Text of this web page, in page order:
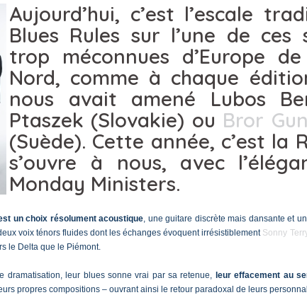
Aujourd’hui, c’est l’escale
Blues Rules sur l’une de ces
trop méconnues d’Europe
Nord, comme à chaque
nous avait amené Lubos
Ptaszek (Slovakie) ou Bror
(Suède). Cette année, c’est la
s’ouvre à nous, avec
Monday Ministers.
un choix résolument acoustique, une guitare discrète mais dansante et
voix ténors fluides dont les échanges évoquent irrésistiblement Sonny
le Delta que le Piémont.
dramatisation, leur blues sonne vrai par sa retenue, leur effacement au
propres compositions – ouvrant ainsi le retour paradoxal de leurs